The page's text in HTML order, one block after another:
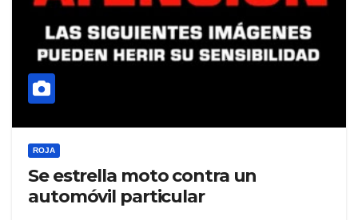
ROJA
Se estrella moto contra un
automóvil particular